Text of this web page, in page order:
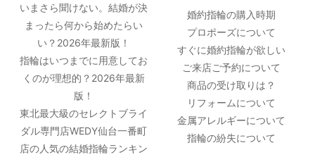
いまさら聞けない。結婚が決
まったら何から始めたらい
い？2026年最新版！
指輪はいつまでに用意してお
くのが理想的？2026年最新
版！
東北最大級のセレクトブライ
ダル専門店WEDY仙台一番町
店の人気の結婚指輪ランキン
婚約指輪の購入時期
プロポーズについて
すぐに婚約指輪が欲しい
ご来店ご予約について
商品の受け取りは？
リフォームについて
金属アレルギーについて
指輪の紛失について